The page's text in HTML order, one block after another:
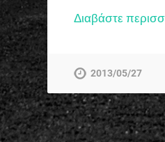
Διαβάστε
2013/05/27